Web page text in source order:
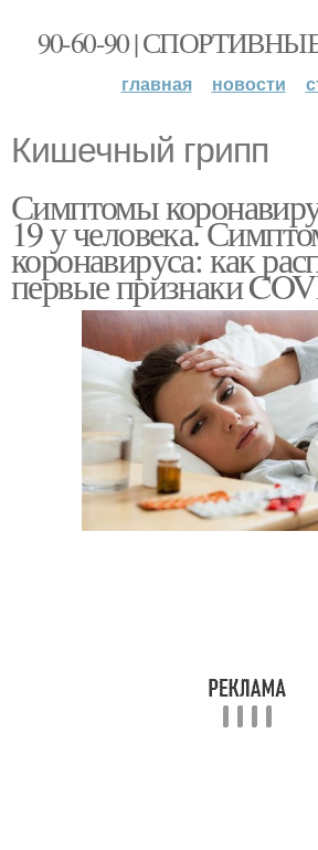
90-60-90 |
главная новости
Кишечный грипп
Симптомы
19 у человека.
коронавируса: как
первые признаки